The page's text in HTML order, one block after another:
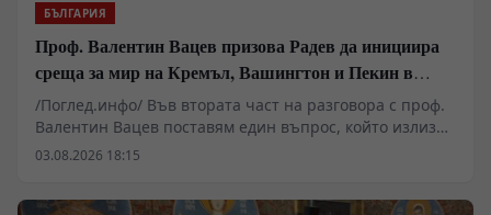
БЪЛГАРИЯ
Проф. Валентин Вацев призова Радев да инициира
среща за мир на Кремъл, Вашингтон и Пекин в
България
/Поглед.инфо/ Във втората част на разговора с проф.
Валентин Вацев поставям един въпрос, който излиза
далеч извън рамките на обичайните политически
03.08.2026 18:15